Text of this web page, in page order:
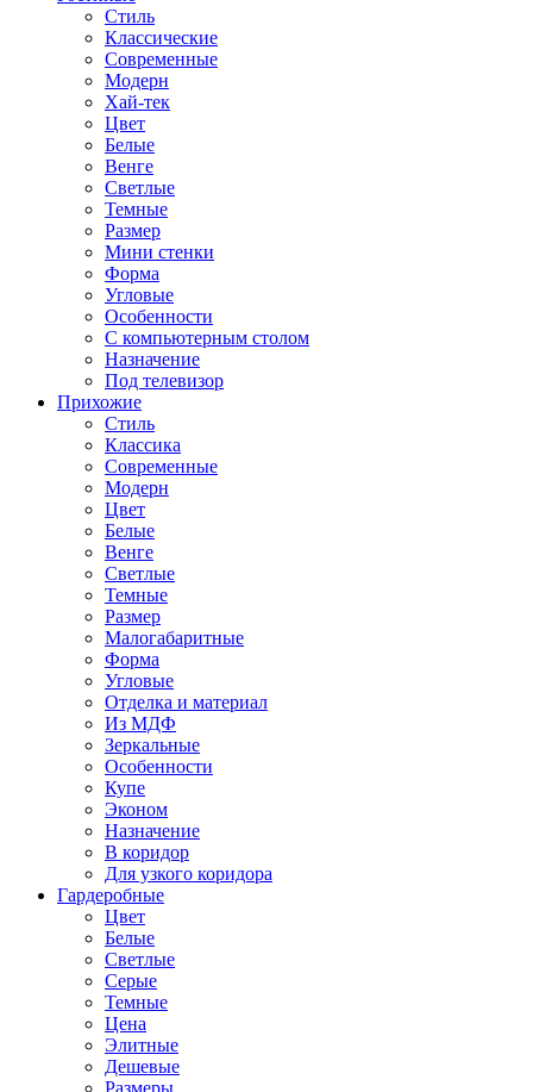
Стиль
Классические
Современные
Модерн
Хай-тек
Цвет
Белые
Венге
Светлые
Темные
Размер
Мини стенки
Форма
Угловые
Особенности
С компьютерным столом
Назначение
Под телевизор
Прихожие
Стиль
Классика
Современные
Модерн
Цвет
Белые
Венге
Светлые
Темные
Размер
Малогабаритные
Форма
Угловые
Отделка и материал
Из МДФ
Зеркальные
Особенности
Купе
Эконом
Назначение
В коридор
Для узкого коридора
Гардеробные
Цвет
Белые
Светлые
Серые
Темные
Цена
Элитные
Дешевые
Размеры